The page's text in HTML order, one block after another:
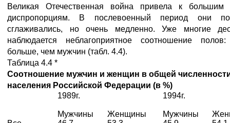
Великая Отечественная война привела к большим
диспропорциям. В послевоенный период они
сглаживались, но очень медленно. Уже многие
наблюдается неблагоприятное соотношение
больше, чем мужчин (табл. 4.4).
Таблица 4.4 *
Соотношение мужчин и женщин в общей
населения Российской Федерации (в %)
1989г.
1994г.
Мужчины Женщины Мужчины